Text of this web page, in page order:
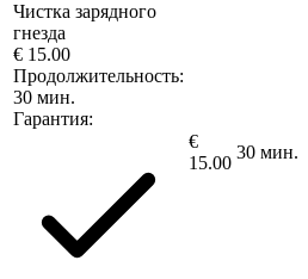
Чистка зарядного
гнезда
€ 15.00
Продолжительность:
30 мин.
Гарантия:
€
15.00
30 мин.